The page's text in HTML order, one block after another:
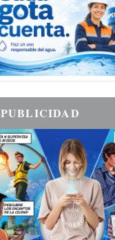
PUBLICIDAD